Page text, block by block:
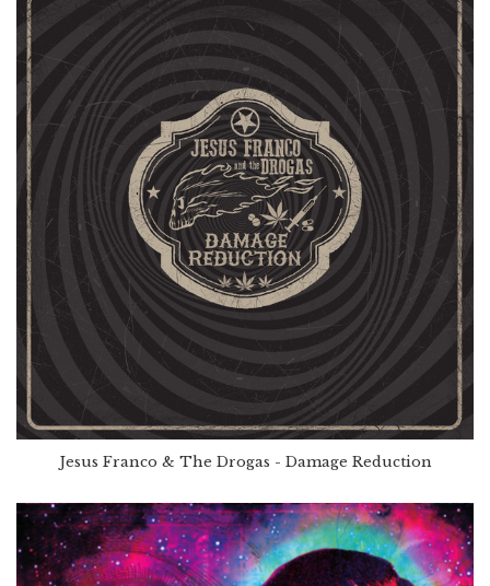
Jesus Franco & The Drogas - Damage Reduction